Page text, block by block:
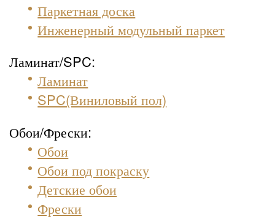
Паркетная доска
Инженерный модульный паркет
Ламинат/SPC:
Ламинат
SPC(Виниловый пол)
Обои/Фрески:
Обои
Обои под покраску
Детские обои
Фрески